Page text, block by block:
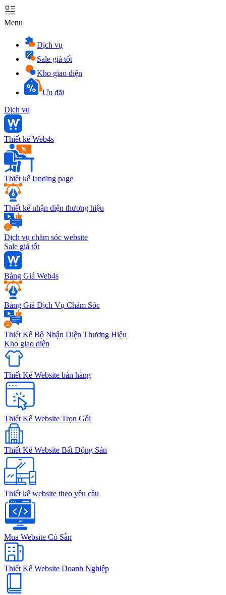
Menu
Dịch vụ
Sale giá tốt
Kho giao diện
Ưu đãi
Dịch vụ
Thiết kế Web4s
Thiết kế landing page
Thiết kế nhận diện thương hiệu
Dịch vụ chăm sóc website
Sale giá tốt
Bảng Giá Web4s
Bảng Giá Dịch Vụ Chăm Sóc
Thiết Kế Bộ Nhận Diện Thương Hiệu
Kho giao diện
Thiết Kế Website bán hàng
Thiết Kế Website Trọn Gói
Thiết Kế Website Bất Động Sản
Thiết kế website theo yêu cầu
Mua Website Có Sẵn
Thiết Kế Website Doanh Nghiệp